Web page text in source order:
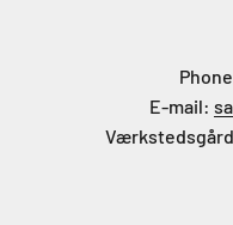
E-mail: